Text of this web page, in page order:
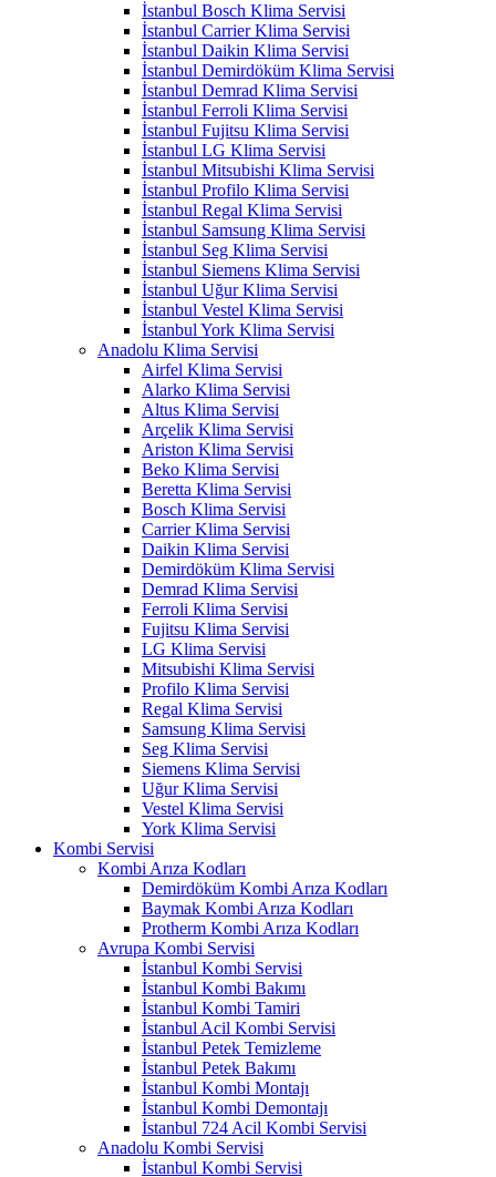
İstanbul Bosch Klima Servisi
İstanbul Carrier Klima Servisi
İstanbul Daikin Klima Servisi
İstanbul Demirdöküm Klima Servisi
İstanbul Demrad Klima Servisi
İstanbul Ferroli Klima Servisi
İstanbul Fujitsu Klima Servisi
İstanbul LG Klima Servisi
İstanbul Mitsubishi Klima Servisi
İstanbul Profilo Klima Servisi
İstanbul Regal Klima Servisi
İstanbul Samsung Klima Servisi
İstanbul Seg Klima Servisi
İstanbul Siemens Klima Servisi
İstanbul Uğur Klima Servisi
İstanbul Vestel Klima Servisi
İstanbul York Klima Servisi
Anadolu Klima Servisi
Airfel Klima Servisi
Alarko Klima Servisi
Altus Klima Servisi
Arçelik Klima Servisi
Ariston Klima Servisi
Beko Klima Servisi
Beretta Klima Servisi
Bosch Klima Servisi
Carrier Klima Servisi
Daikin Klima Servisi
Demirdöküm Klima Servisi
Demrad Klima Servisi
Ferroli Klima Servisi
Fujitsu Klima Servisi
LG Klima Servisi
Mitsubishi Klima Servisi
Profilo Klima Servisi
Regal Klima Servisi
Samsung Klima Servisi
Seg Klima Servisi
Siemens Klima Servisi
Uğur Klima Servisi
Vestel Klima Servisi
York Klima Servisi
Kombi Servisi
Kombi Arıza Kodları
Demirdöküm Kombi Arıza Kodları
Baymak Kombi Arıza Kodları
Protherm Kombi Arıza Kodları
Avrupa Kombi Servisi
İstanbul Kombi Servisi
İstanbul Kombi Bakımı
İstanbul Kombi Tamiri
İstanbul Acil Kombi Servisi
İstanbul Petek Temizleme
İstanbul Petek Bakımı
İstanbul Kombi Montajı
İstanbul Kombi Demontajı
İstanbul 724 Acil Kombi Servisi
Anadolu Kombi Servisi
İstanbul Kombi Servisi